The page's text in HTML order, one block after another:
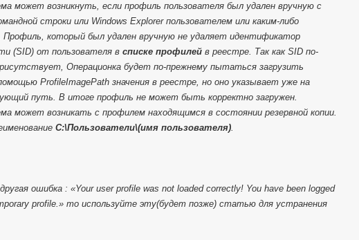
может возникнуть, если профиль пользователя был удален вручную с
строки или Windows Explorer пользователем или каким-либо
Профиль, который был удален вручную не удаляет идентификатор
(SID) от пользователя в списке профилей в реестре. Так как SID по-
Операционка будет по-прежнему пытаться загрузить
ProfileImagePath значения в реестре, но оно указывает уже на
путь. В итоге профиль не может быть корректно загружен.
может возникать с профилем находящимся в состоянии резервной копии.
C:\Пользователи\(имя пользователя).
ошибка : «Your user profile was not loaded correctly! You have been logged
profile.» то используйте эту(будет позже) статью для устранения